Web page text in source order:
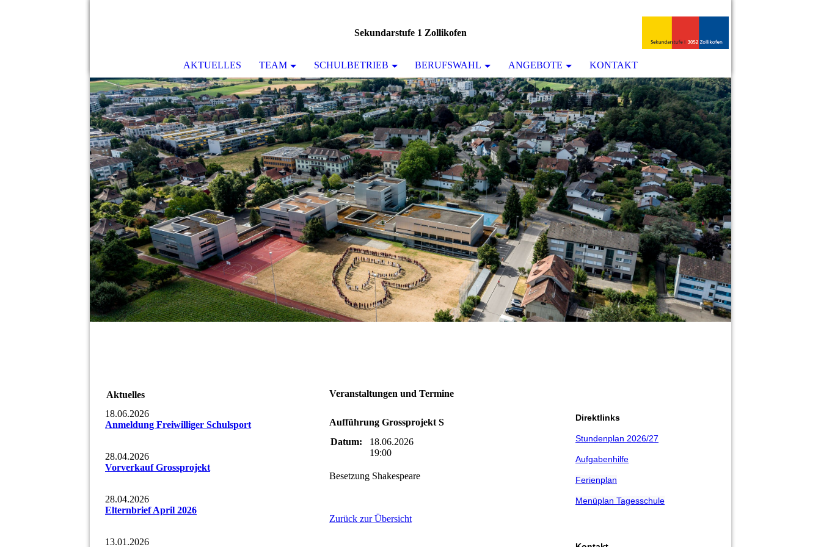
Sekundarstufe 1 Zollikofen
AKTUELLES TEAM SCHULBETRIEB BERUFSWAHL ANGEBOTE KONTAKT
Aktuelles
18.06.2026
Anmeldung Freiwilliger Schulsport
28.04.2026
Vorverkauf Grossprojekt
28.04.2026
Elternbrief April 2026
13.01.2026
Veranstaltungen und Termine
Aufführung Grossprojekt S
Datum:
18.06.2026
19:00
Besetzung Shakespeare
Zurück zur Übersicht
Direktlinks
Stundenplan 2026/27
Aufgabenhilfe
Ferienplan
Menüplan Tagesschule